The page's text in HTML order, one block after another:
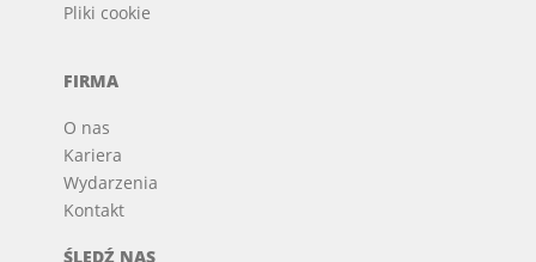
Pliki cookie
FIRMA
O nas
Kariera
Wydarzenia
Kontakt
ŚLEDŹ NAS